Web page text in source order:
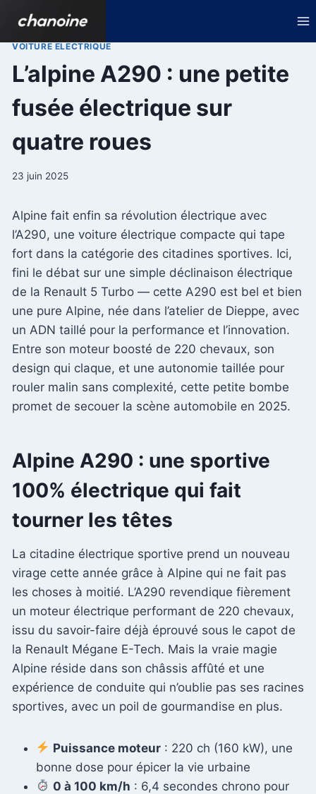
contenu
VOITURE ELECTRIQUE
L’alpine A290 : une petite
fusée électrique sur
quatre roues
23 juin 2025
Alpine fait enfin sa révolution électrique avec
l’A290, une voiture électrique compacte qui tape
fort dans la catégorie des citadines sportives. Ici,
fini le débat sur une simple déclinaison électrique
de la Renault 5 Turbo — cette A290 est bel et bien
une pure Alpine, née dans l’atelier de Dieppe, avec
un ADN taillé pour la performance et l’innovation.
Entre son moteur boosté de 220 chevaux, son
design qui claque, et une autonomie taillée pour
rouler malin sans complexité, cette petite bombe
promet de secouer la scène automobile en 2025.
Alpine A290 : une sportive
100% électrique qui fait
tourner les têtes
La citadine électrique sportive prend un nouveau
virage cette année grâce à Alpine qui ne fait pas
les choses à moitié. L’A290 revendique fièrement
un moteur électrique performant de 220 chevaux,
issu du savoir-faire déjà éprouvé sous le capot de
la Renault Mégane E-Tech. Mais la vraie magie
Alpine réside dans son châssis affûté et une
expérience de conduite qui n’oublie pas ses racines
sportives, avec un poil de gourmandise en plus.
Puissance moteur : 220 ch (160 kW), une
bonne dose pour épicer la vie urbaine
0 à 100 km/h : 6,4 secondes chrono pour